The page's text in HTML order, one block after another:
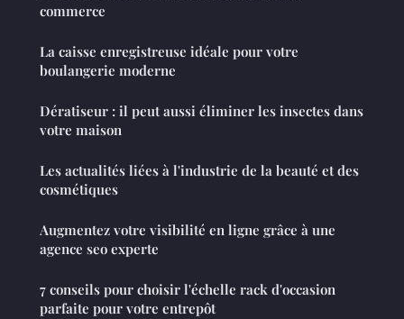
commerce
La caisse enregistreuse idéale pour votre
boulangerie moderne
Dératiseur : il peut aussi éliminer les insectes dans
votre maison
Les actualités liées à l'industrie de la beauté et des
cosmétiques
Augmentez votre visibilité en ligne grâce à une
agence seo experte
7 conseils pour choisir l'échelle rack d'occasion
parfaite pour votre entrepôt